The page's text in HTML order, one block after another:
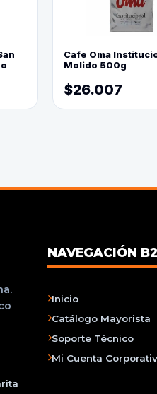
Cafe Oma
Molido 500g
$26.007
NAVEGACIÓN
Inicio
Catálogo Mayorista
Soporte Técnico
Mi Cuenta